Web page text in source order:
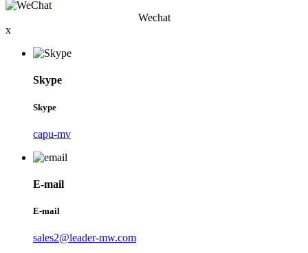
Wechat
x
Skype
Skype
capu-mv
E-mail
E-mail
sales2@leader-mw.com